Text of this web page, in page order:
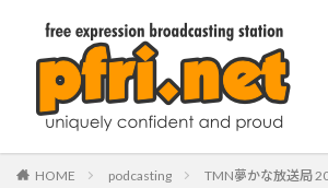
HOME podcasting TMN夢かな放送局